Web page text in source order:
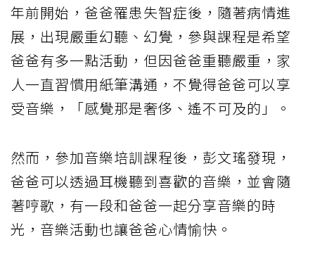
年前開始，爸爸罹患失智症後，隨著病情進
展，出現嚴重幻聽、幻覺，參與課程是希望
爸爸有多一點活動，但因爸爸重聽嚴重，家
人一直習慣用紙筆溝通，不覺得爸爸可以享
受音樂，「感覺那是奢侈、遙不可及的」。
然而，參加音樂培訓課程後，彭文瑤發現，
爸爸可以透過耳機聽到喜歡的音樂，並會隨
著哼歌，有一段和爸爸一起分享音樂的時
光，音樂活動也讓爸爸心情愉快。